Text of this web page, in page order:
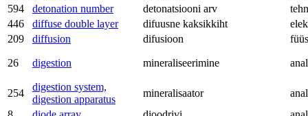
594
detonation number detonatsiooni arv
446
diffuse double layer difuusne kaksikkiht
209
diffusion difusioon
26 digestion mineraliseerimine
254
digestion system,
digestion apparatus
mineralisaator